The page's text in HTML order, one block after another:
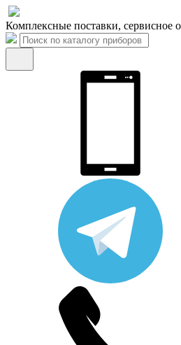
Комплексные поставки, сервисное